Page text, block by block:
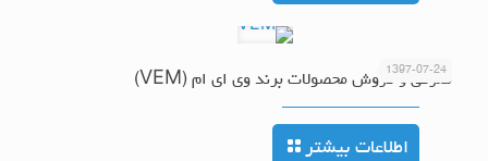
1397-07-24
معرفی و فروش محصولات برند وی ای ام (VEM)
اطلاعات بیشتر